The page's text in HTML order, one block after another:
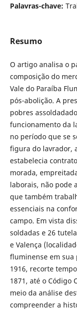
Palavras-chave:
Resumo
O artigo analisa o
composição do
Vale do Paraíba
pós-abolição. A
pobres
funcionamento da
no período que se
figura do lavrador,
estabelecia
morada,
laborais, não pode
que também
essenciais na
campo. Em vista
soldadas e 26
e Valença
fluminense em sua
1916, recorte
1871, até o Código
meio da análise
compreender a